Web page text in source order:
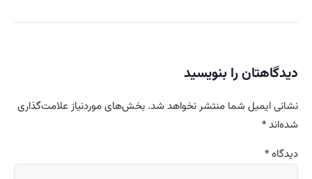
دیدگاهتان را بنویسید
نشانی ایمیل شما منتشر نخواهد شد. بخش‌های موردنیاز علامت‌گذاری
شده‌اند*
دیدگاه*